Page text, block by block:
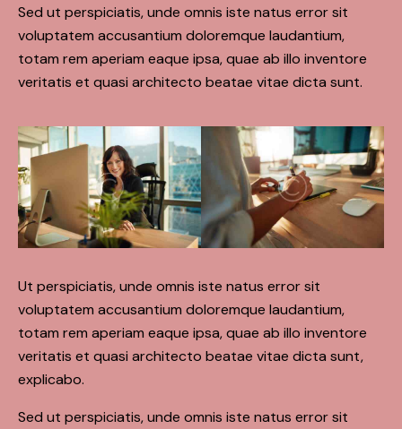
Sed ut perspiciatis, unde omnis iste natus error sit
voluptatem accusantium doloremque laudantium,
totam rem aperiam eaque ipsa, quae ab illo inventore
veritatis et quasi architecto beatae vitae dicta sunt.
Ut perspiciatis, unde omnis iste natus error sit
voluptatem accusantium doloremque laudantium,
totam rem aperiam eaque ipsa, quae ab illo inventore
veritatis et quasi architecto beatae vitae dicta sunt,
explicabo.
Sed ut perspiciatis, unde omnis iste natus error sit